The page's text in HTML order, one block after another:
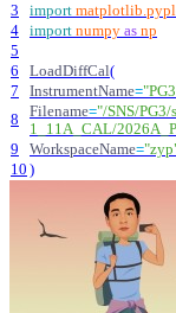
3
import matplotlib
4
import numpy as np
5
6
LoadDiffCal(
7
InstrumentName="PG3
8
Filename="/SNS/
1_11A_CAL/
9
WorkspaceName="zyp
10 )